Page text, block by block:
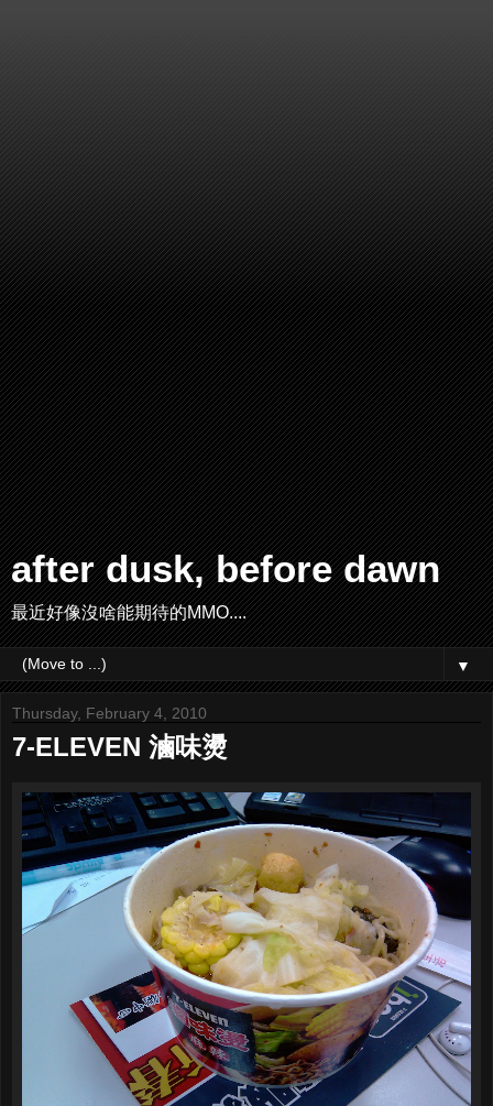
after dusk, before dawn
最近好像沒啥能期待的MMO....
▼
Thursday, February 4, 2010
7-ELEVEN 滷味燙